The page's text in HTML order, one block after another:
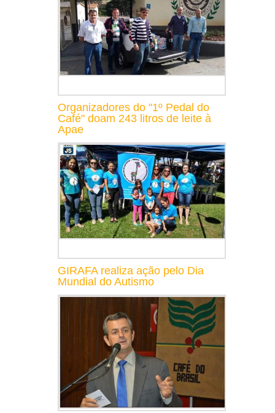
Organizadores do "1º Pedal do
Café" doam 243 litros de leite à
Apae
GIRAFA realiza ação pelo Dia
Mundial do Autismo